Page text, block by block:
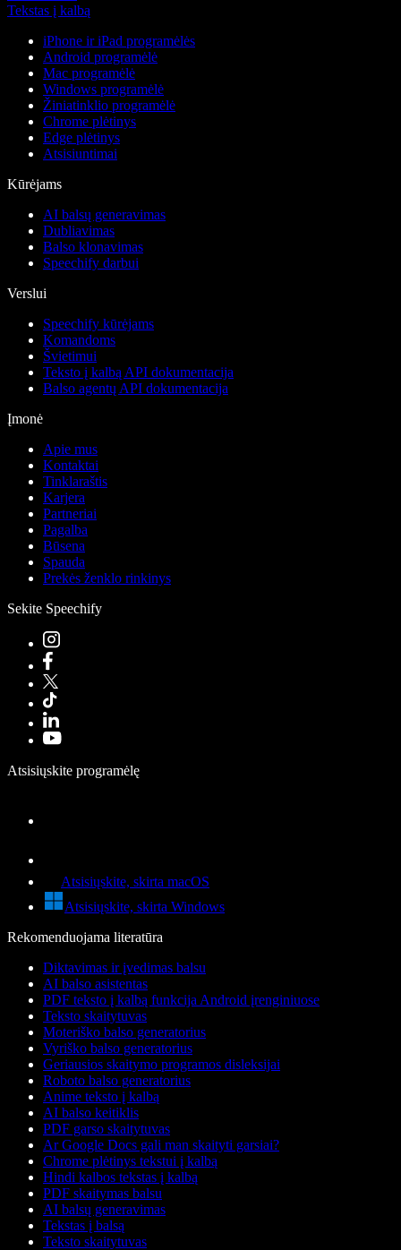
Tekstas į kalbą
iPhone ir iPad programėlės
Android programėlė
Mac programėlė
Windows programėlė
Žiniatinklio programėlė
Chrome plėtinys
Edge plėtinys
Atsisiuntimai
Kūrėjams
AI balsų generavimas
Dubliavimas
Balso klonavimas
Speechify darbui
Verslui
Speechify kūrėjams
Komandoms
Švietimui
Teksto į kalbą API dokumentacija
Balso agentų API dokumentacija
Įmonė
Apie mus
Kontaktai
Tinklaraštis
Karjera
Partneriai
Pagalba
Būsena
Spauda
Prekės ženklo rinkinys
Sekite Speechify
Atsisiųskite programėlę
Atsisiųskite, skirta macOS
Atsisiųskite, skirta Windows
Rekomenduojama literatūra
Diktavimas ir įvedimas balsu
AI balso asistentas
PDF teksto į kalbą funkcija Android įrenginiuose
Teksto skaitytuvas
Moteriško balso generatorius
Vyriško balso generatorius
Geriausios skaitymo programos disleksijai
Roboto balso generatorius
Anime teksto į kalbą
AI balso keitiklis
PDF garso skaitytuvas
Ar Google Docs gali man skaityti garsiai?
Chrome plėtinys tekstui į kalbą
Hindi kalbos tekstas į kalbą
PDF skaitymas balsu
AI balsų generavimas
Tekstas į balsą
Teksto skaitytuvas